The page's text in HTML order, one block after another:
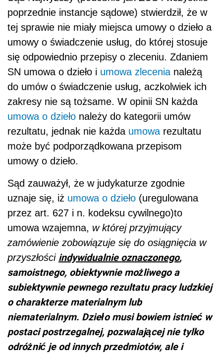
poprzednie instancje sądowe) stwierdził, że w
tej sprawie nie miały miejsca umowy o dzieło a
umowy o świadczenie usług, do której stosuje
się odpowiednio przepisy o zleceniu. Zdaniem
SN umowa o dzieło i umowa zlecenia należą
do umów o świadczenie usług, aczkolwiek ich
zakresy nie są tożsame. W opinii SN każda
umowa o dzieło należy do kategorii umów
rezultatu, jednak nie każda umowa rezultatu
może być podporządkowana przepisom
umowy o dzieło.
Sąd zauważył, że w judykaturze zgodnie
uznaje się, iż umowa o dzieło (uregulowana
przez art. 627 i n. kodeksu cywilnego)to
umowa wzajemna, w której przyjmujący
zamówienie zobowiązuje się do osiągnięcia w
przyszłości indywidualnie oznaczonego,
samoistnego, obiektywnie możliwego a
subiektywnie pewnego rezultatu pracy ludzkiej
o charakterze materialnym lub
niematerialnym. Dzieło musi bowiem istnieć w
postaci postrzegalnej, pozwalającej nie tylko
odróżnić je od innych przedmiotów, ale i